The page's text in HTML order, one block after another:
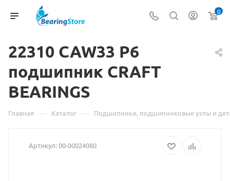
0
22310 CAW33 Материал
о
22310
P6
подшипник CRAFT
BEARINGS
Главная — Каталог — Подшипники, подшипниковые узлы и
Артикул:00-00024080